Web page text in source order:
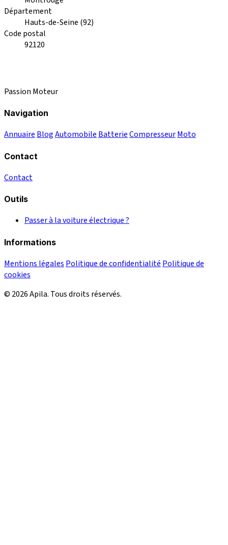
Département
Hauts-de-Seine (92)
Code postal
92120
Passion Moteur
Navigation
Annuaire BlogAutomobile BatterieCompresseurMoto
Contact
Contact
Outils
Passer à la voiture électrique ?
Informations
Mentions légales Politique de confidentialité Politique de
cookies
© 2026 Apila. Tous droits réservés.